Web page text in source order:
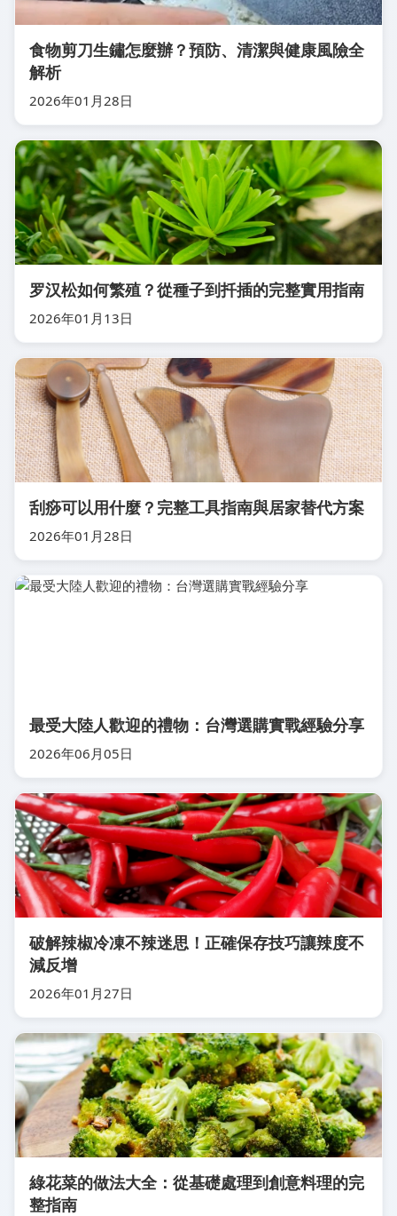
食物剪刀生鏽怎麼辦？預防、清潔與健康風險全
解析
2026年01月28日
罗汉松如何繁殖？從種子到扦插的完整實用指南
2026年01月13日
刮痧可以用什麼？完整工具指南與居家替代方案
2026年01月28日
最受大陸人歡迎的禮物：台灣選購實戰經驗分享
2026年06月05日
破解辣椒冷凍不辣迷思！正確保存技巧讓辣度不
減反增
2026年01月27日
綠花菜的做法大全：從基礎處理到創意料理的完
整指南